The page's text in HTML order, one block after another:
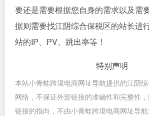
要还是需要根据您自身的需求以及需
据则需要找江阴综合保税区的站长进
站的IP、PV、跳出率等！
特别声明
本站小青蛙跨境电商网址导航提供的江阴
网络，不保证外部链接的准确性和完整性
链接的指向，不由小青蛙跨境电商网址导